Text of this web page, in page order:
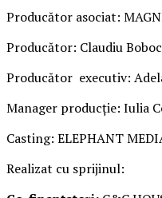
Producător asociat:
Producător: Claudiu Boboc
Producător executiv:
Manager producție: Iulia
Casting: ELEPHANT
Realizat cu sprijinul: